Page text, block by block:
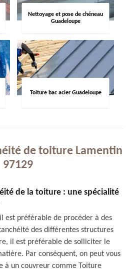
Nettoyage et pose de chéneau
Guadeloupe
Toiture bac acier Guadeloupe
de toiture Lamentin
97129
de la toiture : une spécialité
est préférable de procéder à des
des différentes structures
il est préférable de solliciter le
Par conséquent, on peut vous
à un couvreur comme Toiture